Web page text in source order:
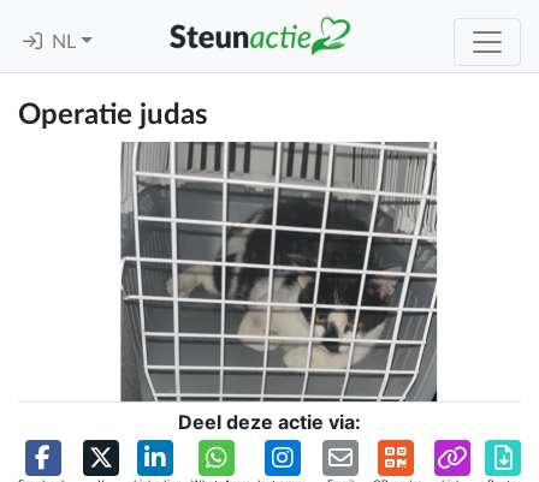
NL
Operatie judas
Deel deze actie via: